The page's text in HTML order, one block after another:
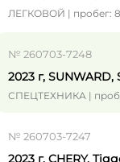
ЛЕГКОВОЙ | пробег:
№ 260703-7248
2023 г,
СПЕЦТЕХНИКА |
№ 260703-7247
2023 г, CHERY,